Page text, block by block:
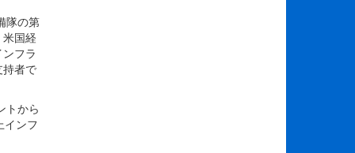
隊の第
国経
フラ
持者で
トから
インフ